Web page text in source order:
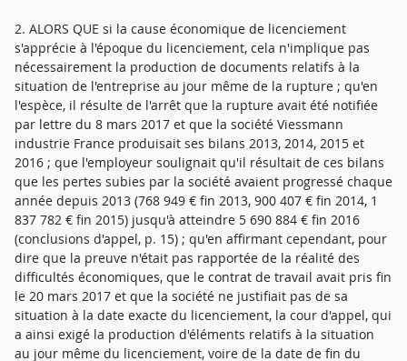
2. ALORS QUE si la cause économique de licenciement
s'apprécie à l'époque du licenciement, cela n'implique pas
nécessairement la production de documents relatifs à la
situation de l'entreprise au jour même de la rupture ; qu'en
l'espèce, il résulte de l'arrêt que la rupture avait été notifiée
par lettre du 8 mars 2017 et que la société Viessmann
industrie France produisait ses bilans 2013, 2014, 2015 et
2016 ; que l'employeur soulignait qu'il résultait de ces bilans
que les pertes subies par la société avaient progressé chaque
année depuis 2013 (768 949 € fin 2013, 900 407 € fin 2014, 1
837 782 € fin 2015) jusqu'à atteindre 5 690 884 € fin 2016
(conclusions d'appel, p. 15) ; qu'en affirmant cependant, pour
dire que la preuve n'était pas rapportée de la réalité des
difficultés économiques, que le contrat de travail avait pris fin
le 20 mars 2017 et que la société ne justifiait pas de sa
situation à la date exacte du licenciement, la cour d'appel, qui
a ainsi exigé la production d'éléments relatifs à la situation
au jour même du licenciement, voire de la date de fin du